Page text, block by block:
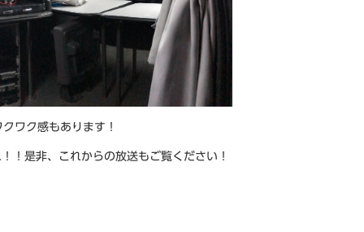
ワク感もあります！
！是非、これからの放送もご覧ください！